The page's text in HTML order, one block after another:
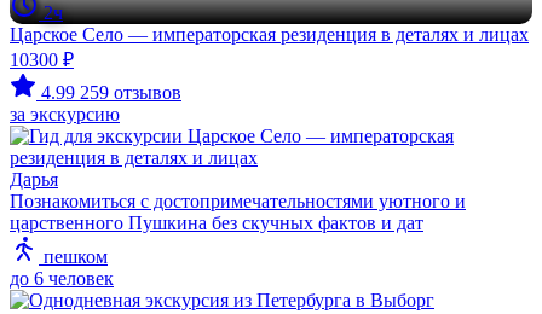
2ч
Царское Село — императорская резиденция в деталях и лицах
10300 ₽
4.99 259 отзывов
за экскурсию
Дарья
Познакомиться с достопримечательностями уютного и
царственного Пушкина без скучных фактов и дат
пешком
до 6 человек